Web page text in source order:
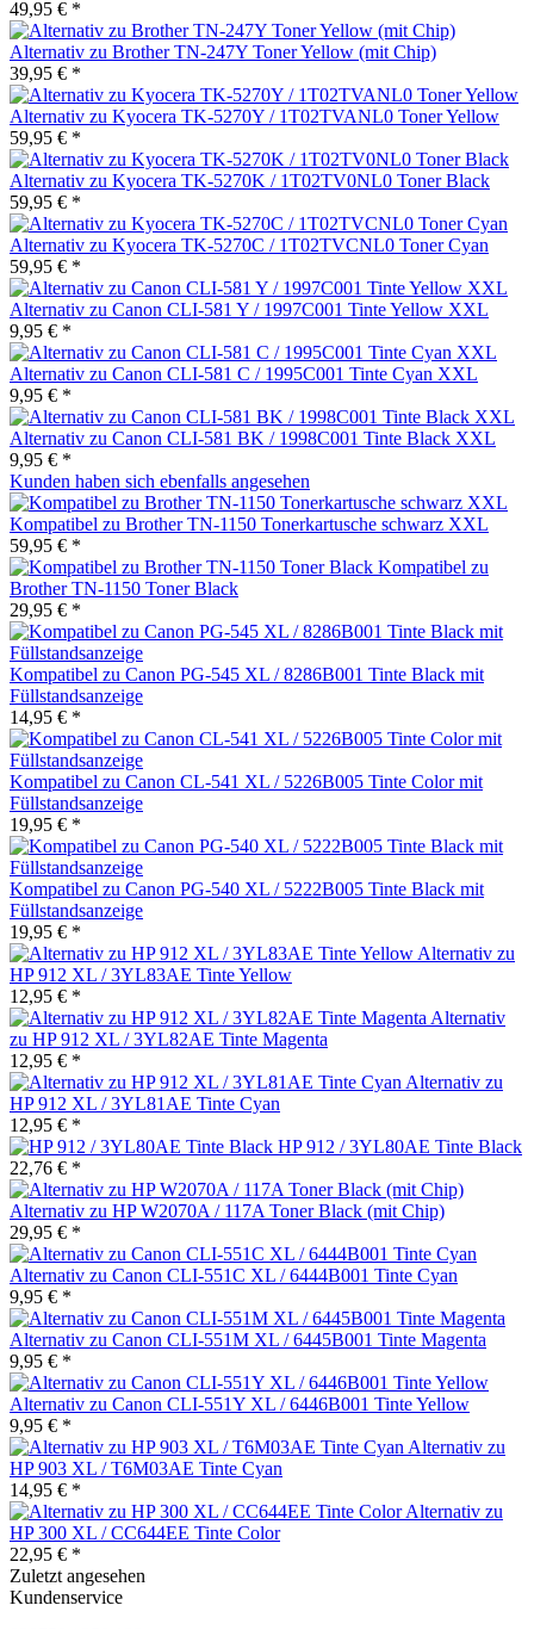
49,95 € *
Alternativ zu Brother TN-247Y Toner Yellow (mit Chip)
39,95 € *
Alternativ zu Kyocera TK-5270Y / 1T02TVANL0 Toner Yellow
59,95 € *
Alternativ zu Kyocera TK-5270K / 1T02TV0NL0 Toner Black
59,95 € *
Alternativ zu Kyocera TK-5270C / 1T02TVCNL0 Toner Cyan
59,95 € *
Alternativ zu Canon CLI-581 Y / 1997C001 Tinte Yellow XXL
9,95 € *
Alternativ zu Canon CLI-581 C / 1995C001 Tinte Cyan XXL
9,95 € *
Alternativ zu Canon CLI-581 BK / 1998C001 Tinte Black XXL
9,95 € *
Kunden haben sich ebenfalls angesehen
Kompatibel zu Brother TN-1150 Tonerkartusche schwarz XXL
59,95 € *
Kompatibel zu
Brother TN-1150 Toner Black
29,95 € *
Kompatibel zu Canon PG-545 XL / 8286B001 Tinte Black mit
Füllstandsanzeige
14,95 € *
Kompatibel zu Canon CL-541 XL / 5226B005 Tinte Color mit
Füllstandsanzeige
19,95 € *
Kompatibel zu Canon PG-540 XL / 5222B005 Tinte Black mit
Füllstandsanzeige
19,95 € *
Alternativ zu
HP 912 XL / 3YL83AE Tinte Yellow
12,95 € *
Alternativ
zu HP 912 XL / 3YL82AE Tinte Magenta
12,95 € *
Alternativ zu
HP 912 XL / 3YL81AE Tinte Cyan
12,95 € *
HP 912 / 3YL80AE Tinte Black
22,76 € *
Alternativ zu HP W2070A / 117A Toner Black (mit Chip)
29,95 € *
Alternativ zu Canon CLI-551C XL / 6444B001 Tinte Cyan
9,95 € *
Alternativ zu Canon CLI-551M XL / 6445B001 Tinte Magenta
9,95 € *
Alternativ zu Canon CLI-551Y XL / 6446B001 Tinte Yellow
9,95 € *
Alternativ zu
HP 903 XL / T6M03AE Tinte Cyan
14,95 € *
Alternativ zu
HP 300 XL / CC644EE Tinte Color
22,95 € *
Zuletzt angesehen
Kundenservice